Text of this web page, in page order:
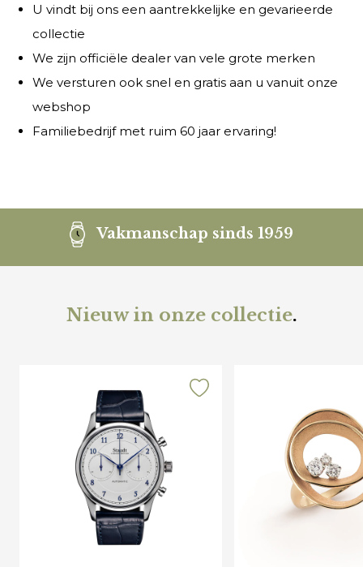
U vindt bij ons een aantrekkelijke en gevarieerde
collectie
We zijn officiële dealer van vele grote merken
We versturen ook snel en gratis aan u vanuit onze
webshop
Familiebedrijf met ruim 60 jaar ervaring!
Vakmanschap sinds 1959
Nieuw in onze collectie.